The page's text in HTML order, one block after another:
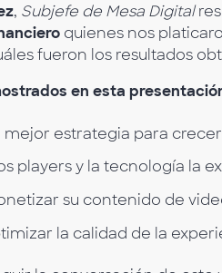
, Subjefe de Mesa Digital
quienes nos
fueron los resultados
en esta
mejor estrategia para
players y la tecnología la
su contenido de
la calidad de la